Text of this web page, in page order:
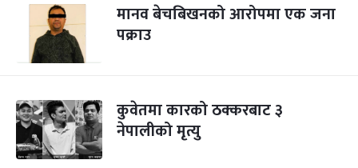
मानव बेचबिखनको आरोपमा एक जना
पक्राउ
कुवेतमा कारको ठक्करबाट ३
नेपालीको मृत्यु